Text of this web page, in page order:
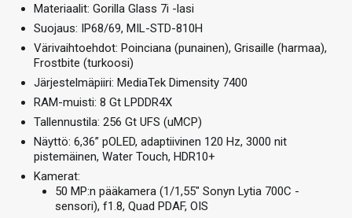
Materiaalit: Gorilla Glass 7i -lasi
Suojaus: IP68/69, MIL-STD-810H
Värivaihtoehdot: Poinciana (punainen), Grisaille (harmaa),
Frostbite (turkoosi)
Järjestelmäpiiri: MediaTek Dimensity 7400
RAM-muisti: 8 Gt LPDDR4X
Tallennustila: 256 Gt UFS (uMCP)
Näyttö: 6,36” pOLED, adaptiivinen 120 Hz, 3000 nit
pistemäinen, Water Touch, HDR10+
Kamerat:
50 MP:n pääkamera (1/1,55″ Sonyn Lytia 700C -
sensori), f1.8, Quad PDAF, OIS